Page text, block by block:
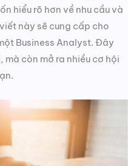
hiểu rõ hơn về nhu cầu và
này sẽ cung cấp cho
Business Analyst. Đây
còn mở ra nhiều cơ hội